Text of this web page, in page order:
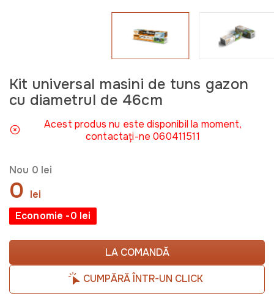
Kit universal masini de tuns gazon
cu diametrul de 46cm
Acest produs nu este disponibil la moment,
contactați-ne 060411511
Nou 0 lei
0 lei
Economie -0 lei
LA COMANDĂ
CUMPĂRĂ ÎNTR-UN CLICK